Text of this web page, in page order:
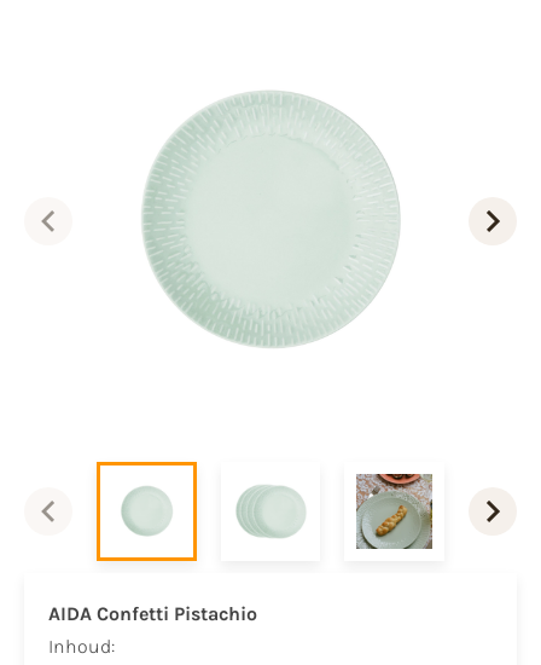
AIDA Confetti Pistachio
​Inhoud:​